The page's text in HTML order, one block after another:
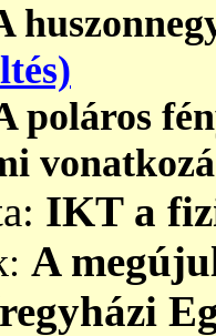
poláros
IKT a
A